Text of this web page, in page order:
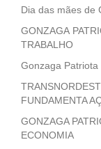
Dia das mães de
GONZAGA
TRABALHO
Gonzaga
FUNDAMENTA
GONZAGA
ECONOMIA